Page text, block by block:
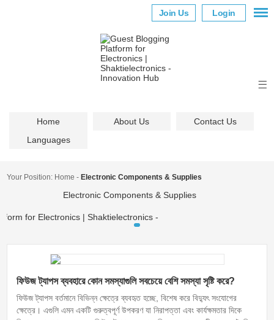
Login
Join Us
Home About Us
Contact Us
Languages
Your Position: Home - Electronic Components & Supplies
Electronic Components & Supplies
ফিউজ ট্যাপস ব্যবহারে কোন সমস্যাগুলি সবচেয়ে বেশি সমস্যা সৃষ্টি করে?
ফিউজ ট্যাপস বর্তমানে বিভিন্ন ক্ষেত্রে ব্যবহৃত হচ্ছে, বিশেষ করে বিদ্যুৎ সংযোগের
ক্ষেত্রে। এগুলি এমন একটি গুরুত্বপূর্ণ উপকরণ যা নিরাপত্তা এবং কার্যক্ষমতার দিকে